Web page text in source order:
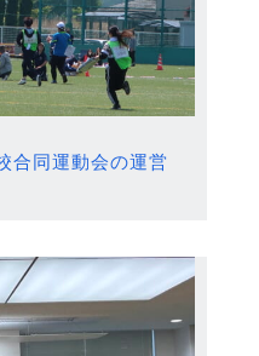
合同運動会の運営